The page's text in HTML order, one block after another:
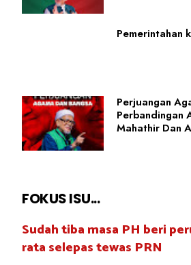
Pemerintahan
Perjuangan
Perbandingan
Mahathir Dan
FOKUS ISU...
Sudah tiba masa PH beri
rata selepas tewas PRN